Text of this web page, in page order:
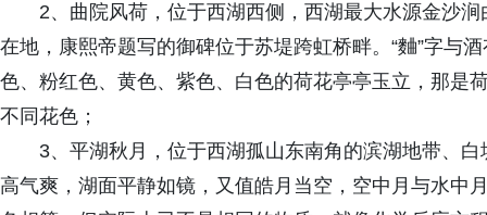
2、曲院风荷，位于西湖西侧，西湖最大水源金沙
在地，康熙帝题写的御碑位于苏堤跨虹桥畔。“麯”字与
色、粉红色、黄色、紫色、白色的荷花亭亭玉立，那是
不同花色；
3、平湖秋月，位于西湖孤山东南角的滨湖地带、
高气爽，湖面平静如镜，又值皓月当空，空中月与水中